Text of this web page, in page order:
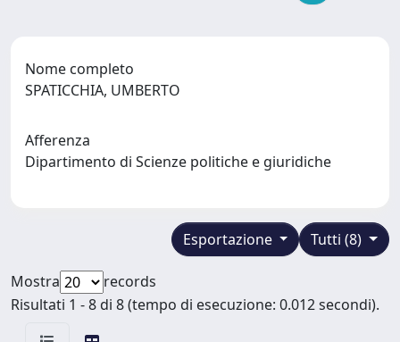
Nome completo
SPATICCHIA, UMBERTO
Afferenza
Dipartimento di Scienze politiche e giuridiche
Tutti (8)
Esportazione
Mostra
records
Risultati 1 - 8 di 8 (tempo di esecuzione: 0.012 secondi).